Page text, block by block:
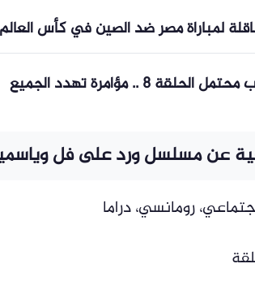
لمباراة مصر ضد الصين في كأس العالم للناشئات 2026
8 .. مؤامرة تهدد الجميع
عن مسلسل ورد على فل
رومانسي، دراما